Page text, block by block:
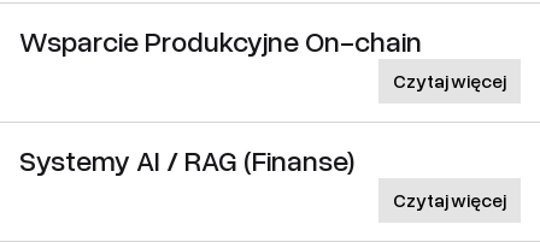
Wsparcie Produkcyjne On-chain
Czytaj więcej
Systemy AI / RAG (Finanse)
Czytaj więcej